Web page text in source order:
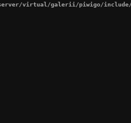
virtual/galerii/piwigo/